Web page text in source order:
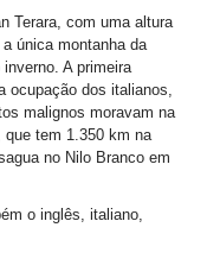
Terara, com uma altura
única montanha da
A primeira
ocupação dos italianos,
malignos moravam na
tem 1.350 km na
no Nilo Branco em
o inglês, italiano,